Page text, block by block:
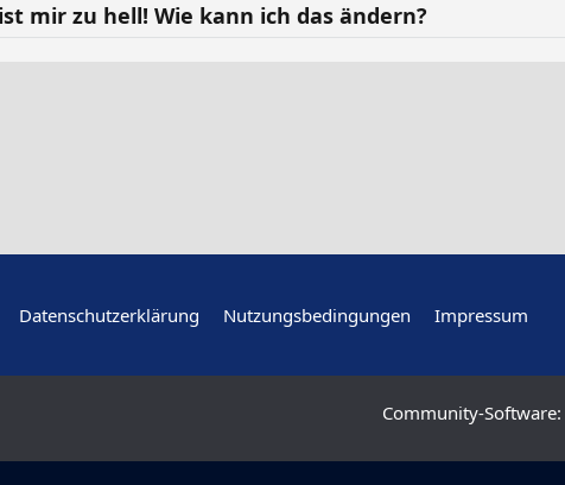
mir zu hell! Wie kann ich das ändern?
Datenschutzerklärung Nutzungsbedingungen Impressum
Community-Software: